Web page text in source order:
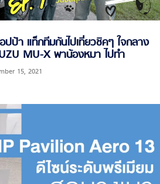
ป้า แท็กทีมกันไปเที่ยวชิคๆ ใจกลาง
MU-X พาน้องหมา ไปทำ
15, 2021